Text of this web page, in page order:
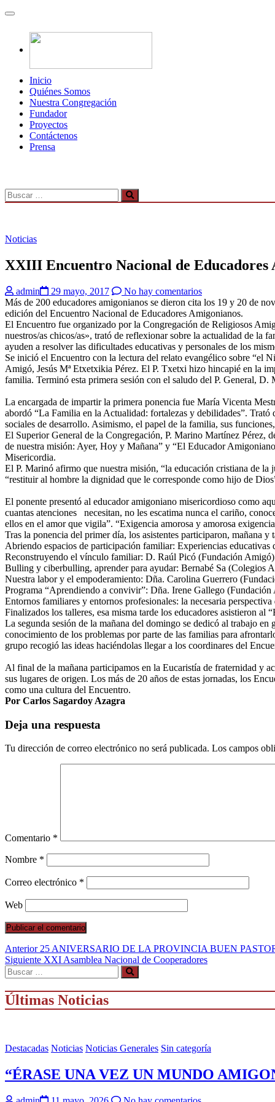
Inicio
Quiénes Somos
Nuestra Congregación
Fundador
Proyectos
Contáctenos
Prensa
Noticias
XXIII Encuentro Nacional de Educadores
admin 29 mayo, 2017
No hay comentarios
Más de 200 educadores amigonianos se dieron cita los 19 y 20 de
edición del Encuentro Nacional de Educadores Amigonianos.
El Encuentro fue organizado por la Congregación de Religiosos
nuestros/as chicos/as», trató de reflexionar sobre la actualidad de la
ayuden a resolver las dificultades educativas y personales de los
Se inició el Encuentro con la lectura del relato evangélico sobre “el
Amigó, Jesús Mª Etxetxikia Pérez. El P. Txetxi hizo hincapié en la
familia. Terminó esta primera sesión con el saludo del P. General,
La encargada de impartir la primera ponencia fue María Vicenta
abordó “La Familia en la Actualidad: fortalezas y debilidades”.
sociales de desarrollo. Asimismo, el papel de la familia, sus
El Superior General de la Congregación, P. Marino Martínez Pérez,
de nuestra misión: Ayer, Hoy y Mañana” y “El Educador
Misericordia.
El P. Marinó afirmo que nuestra misión, “la educación cristiana de
“restituir al hombre la dignidad que le corresponde como hijo de
El ponente presentó al educador amigoniano misericordioso como
cuantas atenciones necesitan, no les escatima nunca el cariño,
ellos en el amor que vigila”. “Exigencia amorosa y amorosa
Tras la ponencia del primer día, los asistentes participaron, mañana
Abriendo espacios de participación familiar: Experiencias
Reconstruyendo el vínculo familiar: D. Raúl Picó (Fundación Amigó)
Bulling y ciberbulling, aprender para ayudar: Bernabé Sa (Colegios
Nuestra labor y el empoderamiento: Dña. Carolina Guerrero
Programa “Aprendiendo a convivir”: Dña. Irene Gallego
Entornos familiares y entornos profesionales: la necesaria
Finalizados los talleres, esa misma tarde los educadores asistieron
La segunda sesión de la mañana del domingo se dedicó al trabajo
conocimiento de los problemas por parte de las familias para
grupo recogió las ideas haciéndolas llegar a los coordinares del
Al final de la mañana participamos en la Eucaristía de fraternidad y
sus lugares de origen. Los más de 20 años de estas jornadas, los
como una cultura del Encuentro.
Por Carlos Sagardoy Azagra
Deja una respuesta
Tu dirección de correo electrónico no será publicada. Los campos
Comentario *
Nombre *
Correo electrónico *
Web
Navegación
de
Anterior Entrada
anterior:
25 ANIVERSARIO DE LA PROVINCIA BUEN PASTOR
Siguiente Entrada
XXI Asamblea Nacional de Cooperadores
Últimas Noticias
Destacadas Noticias Noticias Generales Sin categoría
“ÉRASE UNA VEZ UN MUNDO